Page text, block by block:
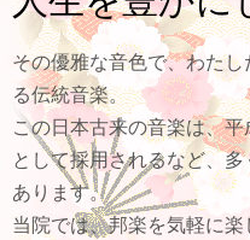
その優雅な音色で、わた
る伝統音楽。
この日本古来の音楽は、
として採用されるなど、
あります。
当院では、邦楽を気軽に